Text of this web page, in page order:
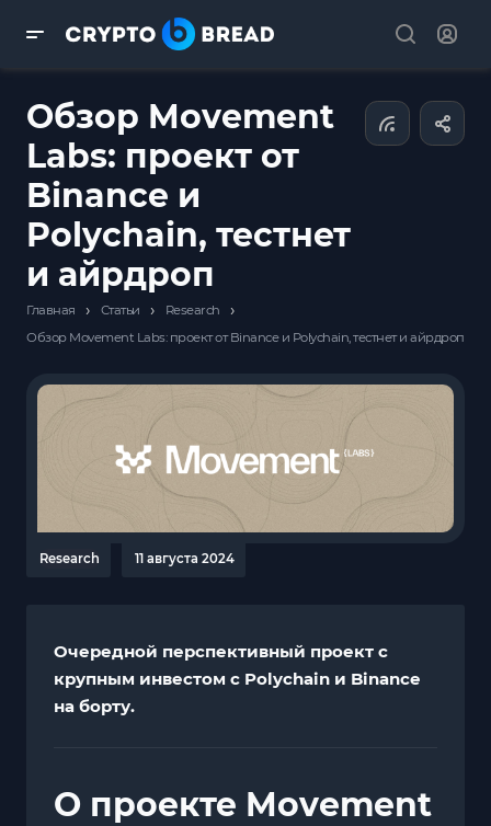
Обзор Movement
Labs: проект от
Binance и
Polychain, тестнет
и айрдроп
Главная › Статьи › Research ›
Обзор Movement Labs: проект от Binance и Polychain, тестнет и айрдроп
Research 11 августа 2024
Очередной перспективный проект с
крупным инвестом с Polychain и Binance
на борту.
О проекте Movement